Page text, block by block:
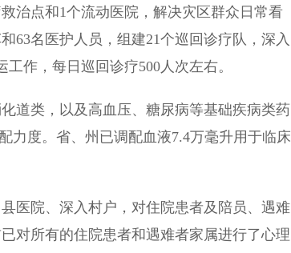
点和1个流动医院，解决灾区群众日常看
63名医护人员，组建21个巡回诊疗队，深入
作，每日巡回诊疗500人次左右。
类，以及高血压、糖尿病等基础疾病类药
力度。省、州已调配血液7.4万毫升用于临床
院、深入村户，对住院患者及陪员、遇难
对所有的住院患者和遇难者家属进行了心理